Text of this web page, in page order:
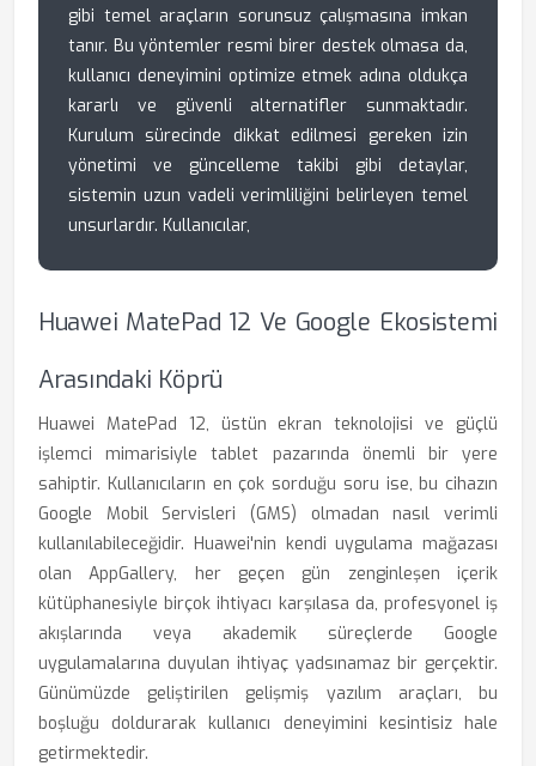
gibi temel araçların sorunsuz çalışmasına imkan
tanır. Bu yöntemler resmi birer destek olmasa da,
kullanıcı deneyimini optimize etmek adına oldukça
kararlı ve güvenli alternatifler sunmaktadır.
Kurulum sürecinde dikkat edilmesi gereken izin
yönetimi ve güncelleme takibi gibi detaylar,
sistemin uzun vadeli verimliliğini belirleyen temel
unsurlardır. Kullanıcılar,
Huawei MatePad 12 Ve Google Ekosistemi
Arasındaki Köprü
Huawei MatePad 12, üstün ekran teknolojisi ve güçlü
işlemci mimarisiyle tablet pazarında önemli bir yere
sahiptir. Kullanıcıların en çok sorduğu soru ise, bu cihazın
Google Mobil Servisleri (GMS) olmadan nasıl verimli
kullanılabileceğidir. Huawei'nin kendi uygulama mağazası
olan AppGallery, her geçen gün zenginleşen içerik
kütüphanesiyle birçok ihtiyacı karşılasa da, profesyonel iş
akışlarında veya akademik süreçlerde Google
uygulamalarına duyulan ihtiyaç yadsınamaz bir gerçektir.
Günümüzde geliştirilen gelişmiş yazılım araçları, bu
boşluğu doldurarak kullanıcı deneyimini kesintisiz hale
getirmektedir.